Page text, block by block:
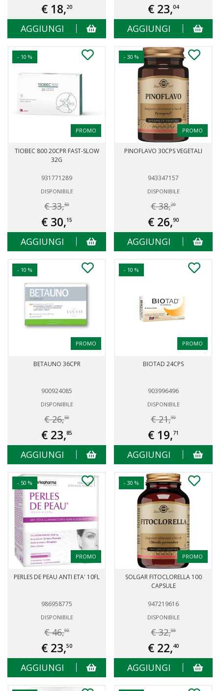
€ 18,20
AGGIUNGI
€ 23,04
AGGIUNGI
- 10 %
PROMO
TIOBEC 800 20CPR FAST-SLOW
32G
931771289
DISPONIBILE
€ 33,50
€ 30,15
AGGIUNGI
- 30 %
PROMO
PINOFLAVO 30CPS VEGETALI
943347157
DISPONIBILE
€ 38,20
€ 26,90
AGGIUNGI
- 10 %
PROMO
BETAUNO 36CPR
900924085
DISPONIBILE
€ 26,50
€ 23,85
AGGIUNGI
- 10 %
PROMO
BIOTAD 24CPS
903996496
DISPONIBILE
€ 21,90
€ 19,71
AGGIUNGI
- 50 %
PROMO
PERLES DE PEAU ANTI ETA' 10FL
986958775
DISPONIBILE
€ 46,90
€ 23,50
AGGIUNGI
- 30 %
PROMO
SOLGAR FITOCLORELLA 100
CAPSULE
947219616
DISPONIBILE
€ 32,00
€ 22,40
AGGIUNGI